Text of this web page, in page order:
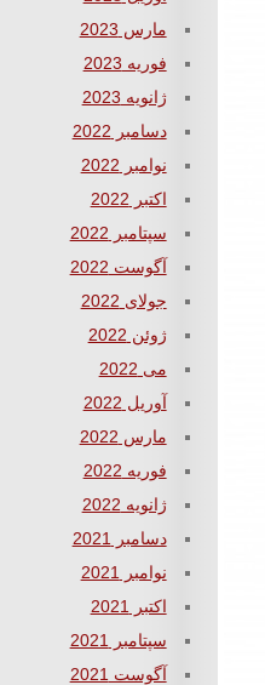
مارس 2023
فوریه 2023
ژانویه 2023
دسامبر 2022
نوامبر 2022
اکتبر 2022
سپتامبر 2022
آگوست 2022
جولای 2022
ژوئن 2022
می 2022
آوریل 2022
مارس 2022
فوریه 2022
ژانویه 2022
دسامبر 2021
نوامبر 2021
اکتبر 2021
سپتامبر 2021
آگوست 2021